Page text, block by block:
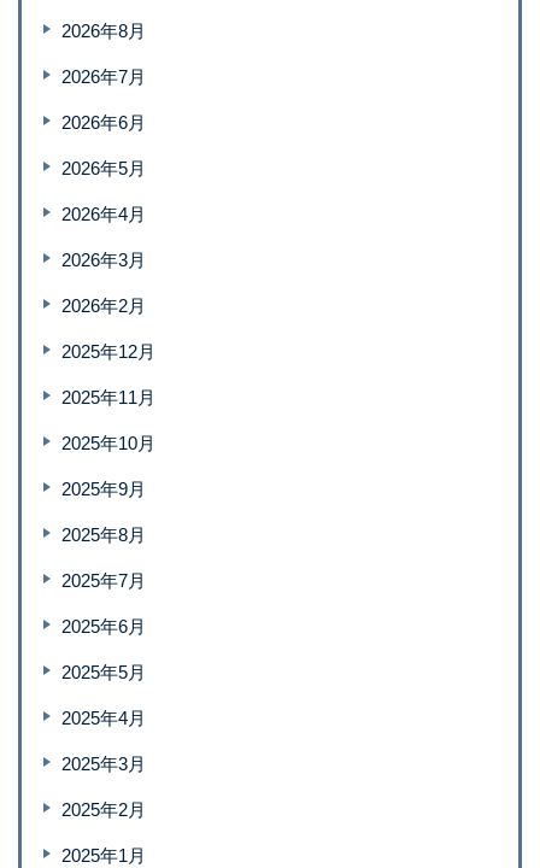
2026年8月
2026年7月
2026年6月
2026年5月
2026年4月
2026年3月
2026年2月
2025年12月
2025年11月
2025年10月
2025年9月
2025年8月
2025年7月
2025年6月
2025年5月
2025年4月
2025年3月
2025年2月
2025年1月